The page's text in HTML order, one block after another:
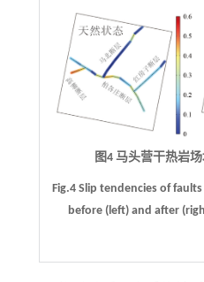
图4 马头营干热岩
Fig.4 Slip tendencies of
before (left) and after